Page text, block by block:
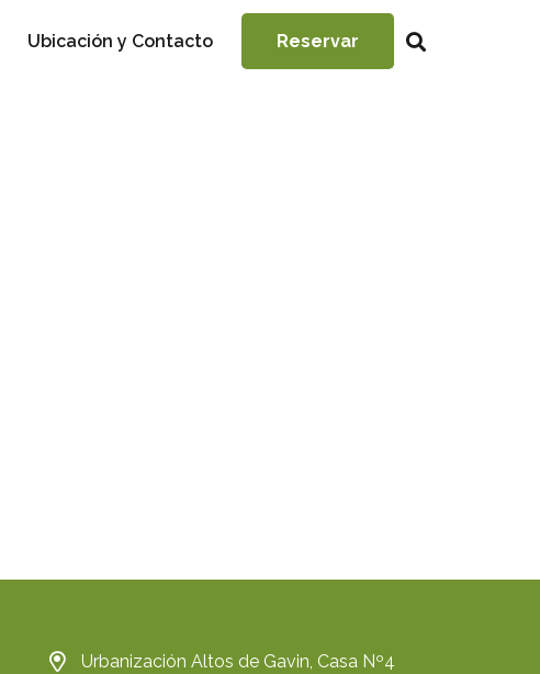
Ubicación y Contacto Reservar
Urbanización Altos de Gavin, Casa Nº4